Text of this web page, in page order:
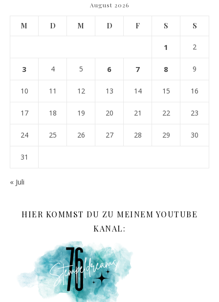
August 2026
M D M D F S S
1 2
3 4 5 6 7 8 9
10 11 12 13 14 15 16
17 18 19 20 21 22 23
24 25 26 27 28 29 30
31
« Juli
HIER KOMMST DU ZU MEINEM YOUTUBE
KANAL: